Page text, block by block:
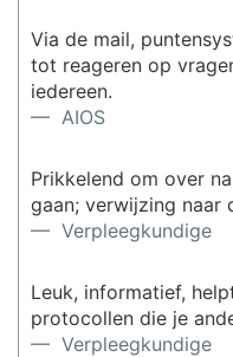
Via de mail,
tot reageren op
iedereen.
— AIOS
Prikkelend om over
gaan; verwijzing naar
— Verpleegkundige
Leuk, informatief,
protocollen die je
— Verpleegkundige